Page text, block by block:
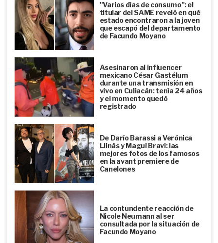
"Varios días de consumo": el
titular del SAME reveló en qué
estado encontraron a la joven
que escapó del departamento
de Facundo Moyano
Asesinaron al influencer
mexicano César Gastélum
durante una transmisión en
vivo en Culiacán: tenía 24 años
y el momento quedó
registrado
De Darío Barassi a Verónica
Llinás y Magui Bravi: las
mejores fotos de los famosos
en la avant premiere de
Canelones
La contundente reacción de
Nicole Neumann al ser
consultada por la situación de
Facundo Moyano